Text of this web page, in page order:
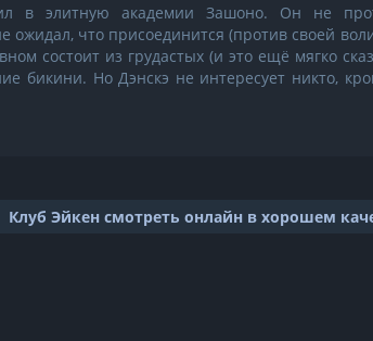
в элитную академии Зашоно. Он не
ожидал, что присоединится (против своей
состоит из грудастых (и это ещё мягко
бикини. Но Дэнскэ не интересует никто,
Клуб Эйкен смотреть онлайн в хорошем